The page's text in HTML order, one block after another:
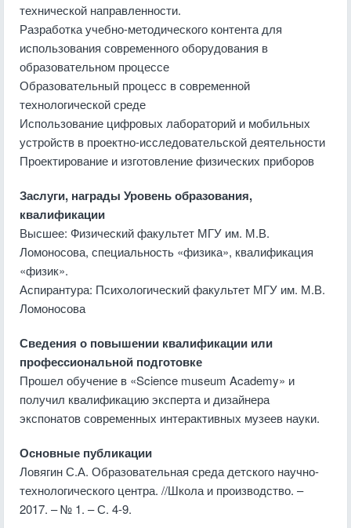
технической направленности.
Разработка учебно-методического контента для
использования современного оборудования в
образовательном процессе
Образовательный процесс в современной
технологической среде
Использование цифровых лабораторий и мобильных
устройств в проектно-исследовательской деятельности
Проектирование и изготовление физических приборов
Заслуги, награды Уровень образования,
квалификации
Высшее: Физический факультет МГУ им. М.В.
Ломоносова, специальность «физика», квалификация
«физик».
Аспирантура: Психологический факультет МГУ им. М.В.
Ломоносова
Сведения о повышении квалификации или
профессиональной подготовке
Прошел обучение в «Science museum Academy» и
получил квалификацию эксперта и дизайнера
экспонатов современных интерактивных музеев науки.
Основные публикации
Ловягин С.А. Образовательная среда детского научно-
технологического центра. //Школа и производство. –
2017. – № 1. – С. 4-9.